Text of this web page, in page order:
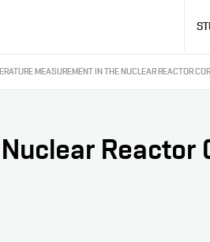
MEASUREMENT IN THE NUCLEAR REACTOR
Reactor